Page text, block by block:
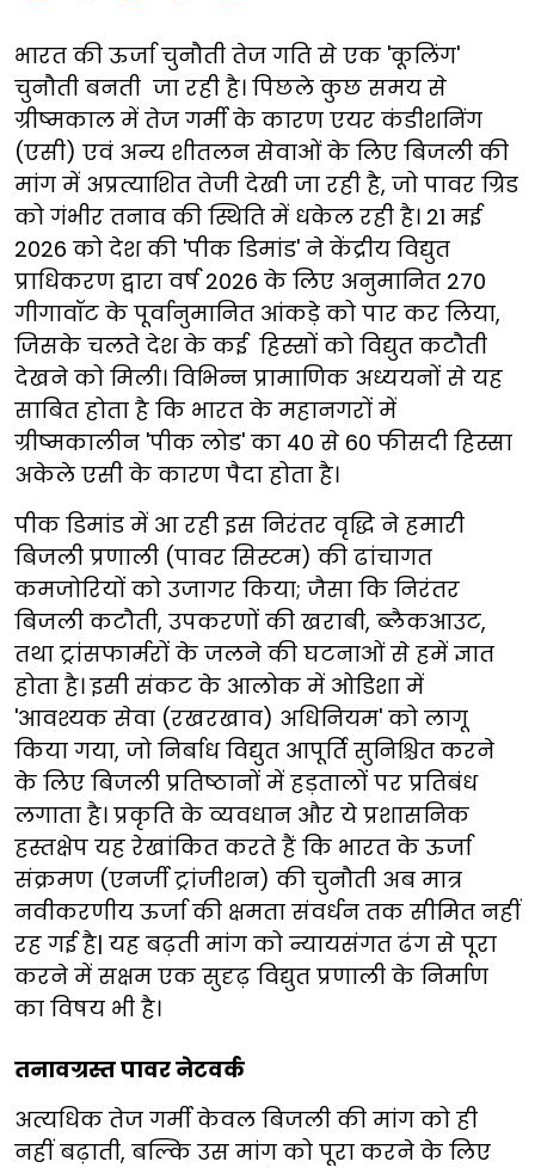
भारत की ऊर्जा चुनौती तेज गति से एक 'कूलिंग'
चुनौती बनती जा रही है। पिछले कुछ समय से
ग्रीष्मकाल में तेज गर्मी के कारण एयर कंडीशनिंग
(एसी) एवं अन्य शीतलन सेवाओं के लिए बिजली की
मांग में अप्रत्याशित तेजी देखी जा रही है, जो पावर ग्रिड
को गंभीर तनाव की स्थिति में धकेल रही है। 21 मई
2026 को देश की 'पीक डिमांड' ने केंद्रीय विद्युत
प्राधिकरण द्वारा वर्ष 2026 के लिए अनुमानित 270
गीगावॉट के पूर्वानुमानित आंकड़े को पार कर लिया,
जिसके चलते देश के कई हिस्सों को विद्युत कटौती
देखने को मिली। विभिन्न प्रामाणिक अध्ययनों से यह
साबित होता है कि भारत के महानगरों में
ग्रीष्मकालीन 'पीक लोड' का 40 से 60 फीसदी हिस्सा
अकेले एसी के कारण पैदा होता है।
पीक डिमांड में आ रही इस निरंतर वृद्धि ने हमारी
बिजली प्रणाली (पावर सिस्टम) की ढांचागत
कमजोरियों को उजागर किया; जैसा कि निरंतर
बिजली कटौती, उपकरणों की खराबी, ब्लैकआउट,
तथा ट्रांसफार्मरों के जलने की घटनाओं से हमें ज्ञात
होता है। इसी संकट के आलोक में ओडिशा में
'आवश्यक सेवा (रखरखाव) अधिनियम' को लागू
किया गया, जो निर्बाध विद्युत आपूर्ति सुनिश्चित करने
के लिए बिजली प्रतिष्ठानों में हड़तालों पर प्रतिबंध
लगाता है। प्रकृति के व्यवधान और ये प्रशासनिक
हस्तक्षेप यह रेखांकित करते हैं कि भारत के ऊर्जा
संक्रमण (एनर्जी ट्रांजीशन) की चुनौती अब मात्र
नवीकरणीय ऊर्जा की क्षमता संवर्धन तक सीमित नहीं
रह गई है| यह बढ़ती मांग को न्यायसंगत ढंग से पूरा
करने में सक्षम एक सुदृढ़ विद्युत प्रणाली के निर्माण
का विषय भी है।
तनावग्रस्त पावर नेटवर्क
अत्यधिक तेज गर्मी केवल बिजली की मांग को ही
नहीं बढ़ाती, बल्कि उस मांग को पूरा करने के लिए